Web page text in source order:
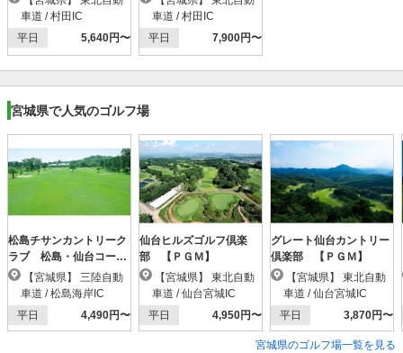
車道 / 村田IC
平日
5,640円〜
車道 / 村田IC
平日
7,900円〜
宮城県で人気のゴルフ場
松島チサンカントリーク
ラブ 松島・仙台コース
【ＰＧＭ】
車道 / 松島海岸IC
平日
4,490円〜
仙台ヒルズゴルフ倶楽
部 【ＰＧＭ】
車道 / 仙台宮城IC
平日
4,950円〜
グレート仙台カントリー
倶楽部 【ＰＧＭ】
車道 / 仙台宮城IC
平日
3,870円〜
宮城県のゴルフ場一覧を見る